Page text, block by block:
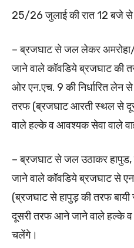
25/26 जुलाई की रात 12 बजे
– ब्रजघाट से जल लेकर अमरोहा/
जाने वाले कॉवडिये ब्रजघाट की
ओर एन.एच. 9 की निर्धारित लेन
तरफ (ब्रजघाट आरती स्थल से
वाले हल्के व आवश्यक सेवा वाले
– ब्रजघाट से जल उठाकर
जाने वाले कॉवडिये ब्रजघाट से
(ब्रजघाट से हापुड़ की तरफ
दूसरी तरफ आने जाने वाले हल्के व
चलेंगे।